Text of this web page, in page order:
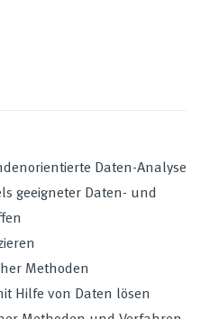
Daten-Analyse
geeigneter Daten- und
Methoden
Hilfe von Daten lösen